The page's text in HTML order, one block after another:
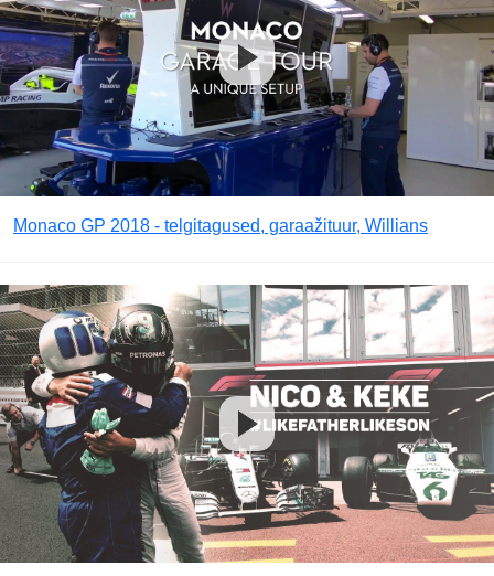
Monaco GP 2018 - telgitagused, garaažituur, Willians